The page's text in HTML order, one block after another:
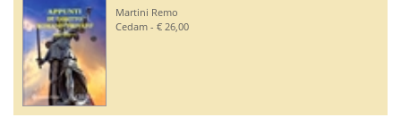
Martini Remo
Cedam - € 26,00